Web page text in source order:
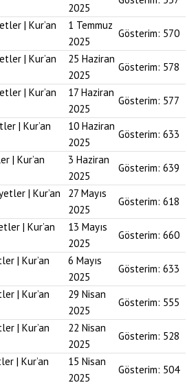
2025
| Kur’an
1 Temmuz
2025
Gösterim: 570
| Kur’an
25 Haziran
2025
Gösterim: 578
| Kur’an
17 Haziran
2025
Gösterim: 577
| Kur’an
10 Haziran
2025
Gösterim: 633
| Kur’an
3 Haziran
2025
Gösterim: 639
| Kur’an
27 Mayıs
2025
Gösterim: 618
| Kur’an
13 Mayıs
2025
Gösterim: 660
| Kur’an
6 Mayıs
2025
Gösterim: 633
| Kur’an
29 Nisan
2025
Gösterim: 555
| Kur’an
22 Nisan
2025
Gösterim: 528
| Kur’an
15 Nisan
2025
Gösterim: 504